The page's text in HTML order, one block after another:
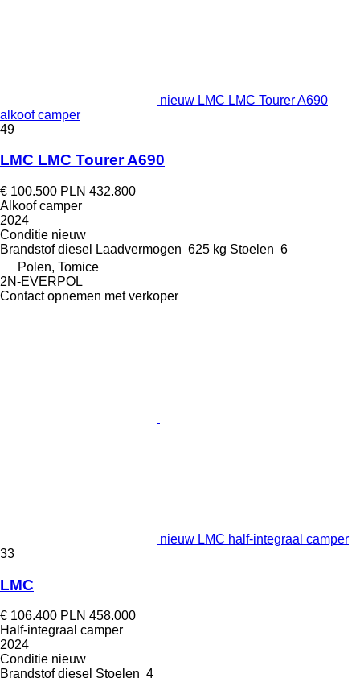
nieuw LMC LMC Tourer A690
alkoof camper
49
LMC LMC Tourer A690
€ 100.500 PLN 432.800
Alkoof camper
2024
Conditie nieuw
Brandstof diesel Laadvermogen 625 kg Stoelen 6
Polen, Tomice
2N-EVERPOL
Contact opnemen met verkoper
nieuw LMC half-integraal camper
33
LMC
€ 106.400 PLN 458.000
Half-integraal camper
2024
Conditie nieuw
Brandstof diesel Stoelen 4